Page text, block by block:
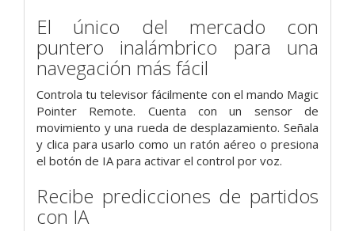
El único del mercado con
puntero inalámbrico para una
navegación más fácil
Controla tu televisor fácilmente con el mando Magic
Pointer Remote. Cuenta con un sensor de
movimiento y una rueda de desplazamiento. Señala
y clica para usarlo como un ratón aéreo o presiona
el botón de IA para activar el control por voz.
Recibe predicciones de partidos
con IA